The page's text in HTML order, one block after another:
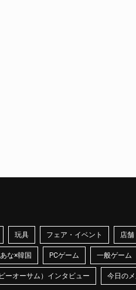
玩具 フェア・イベント 店舗
な×韓国 PCゲーム 一般ゲーム
ーオーサム）インタビュー 今日の